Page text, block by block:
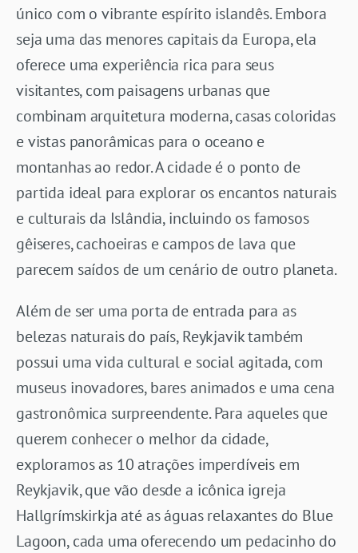
único com o vibrante espírito islandês. Embora
seja uma das menores capitais da Europa, ela
oferece uma experiência rica para seus
visitantes, com paisagens urbanas que
combinam arquitetura moderna, casas coloridas
e vistas panorâmicas para o oceano e
montanhas ao redor. A cidade é o ponto de
partida ideal para explorar os encantos naturais
e culturais da Islândia, incluindo os famosos
gêiseres, cachoeiras e campos de lava que
parecem saídos de um cenário de outro planeta.
Além de ser uma porta de entrada para as
belezas naturais do país, Reykjavik também
possui uma vida cultural e social agitada, com
museus inovadores, bares animados e uma cena
gastronômica surpreendente. Para aqueles que
querem conhecer o melhor da cidade,
exploramos as 10 atrações imperdíveis em
Reykjavik, que vão desde a icônica igreja
Hallgrímskirkja até as águas relaxantes do Blue
Lagoon, cada uma oferecendo um pedacinho do